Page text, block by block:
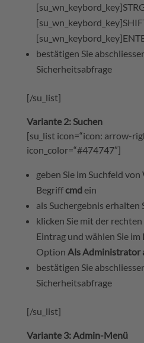
bestätigen Sie
Sicherheitsabfrage
[/su_list]
Variante 2: Suchen
[su_list icon=“icon: arrow-
icon_color=“#474747″]
geben Sie im Suchfeld
Begriffcmdein
als Suchergebnis erhalten
klicken Sie mit der
Eintrag und wählen Sie
Option Als Administrator
bestätigen Sie
Sicherheitsabfrage
[/su_list]
Variante 3: Admin-Menü